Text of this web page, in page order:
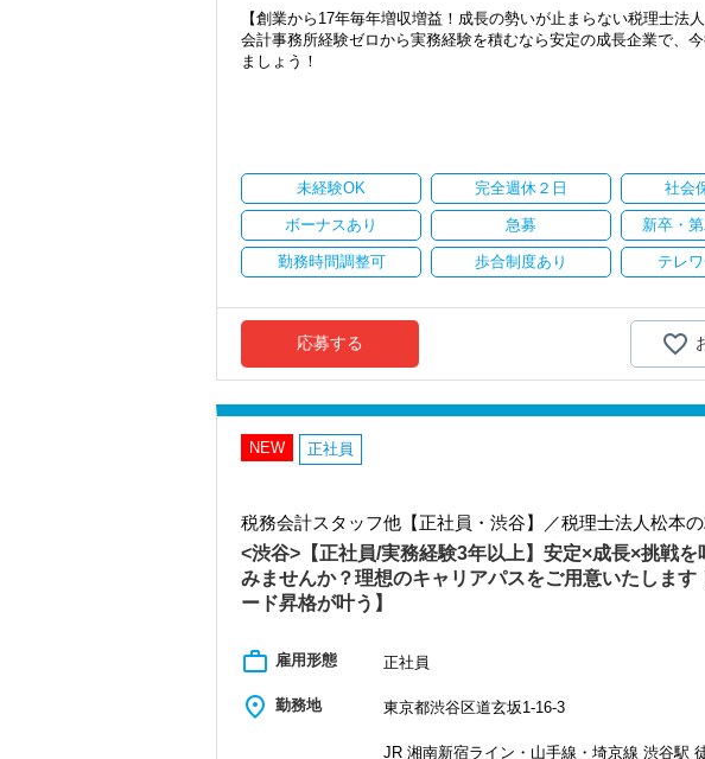
今後もお客様に満足していただけるようにスキルの向上を目指し
ます。
お客様から信頼され、心の通ったサービスを提供する真の「税務
実践型インターンは成⻑性を重視していて、やりがいを持てるこ
ています。
将来会計事務所で活躍したい熱い想いのある方、お待ちしています
【実務型研修・教育制度充実！学生の間に、これからの会計業界
その中で生き残るためにできることはコンピューターやAIにはで
くこと。
当社では、全員がお客様のことを一番に考え、最新の税務・会計
社員と同じように実務経験を積みながら税法や会計の知識を得ら
【先輩スタッフのサポートを受けながら段階を踏んでステップアッ
入社してからのステップアッププランを準備しています。あなた
▽ステップ1(入社〜約1ヶ月)
先輩が担当しているお客様の月次試算表を作成しながら少しずつ
に触れながら業務に取り組んで頂くことで、より理解と知識が深
▽ステップ2(2ヶ月目〜)
レンジして頂けます。先輩スタッフがサポートしますので、安心
す！
▽ステップ3(4ヶ月目〜)
一通りの業務を覚えたら、自分自身で決算を行って頂きます。決
【創業から17年毎年増収増益！成長の勢いが止まらない税理士法人
会計事務所経験ゼロから実務経験を積むなら安定の成長企業で、
ましょう！
ています。
安定性抜群の環境で自己成長を実現できます。
社員の持つ「やる・やりたい」という気持ちを大事にしているた
なキャリアアップが可能です！
充実した実務重視のOJTで、安心して職務経験と知識をゼロから
税務・会計の経験と知識を磨きながらステップアップを目指しませ
【対象業種100種以上！節税・融資・税務調査に強い税理士法人で
お客様に事務所までご来社いただく来所型サービスで、中小企業
専門Webサイトを10サイト以上運営しており、新規顧問契約のお
各オフィスに国税OB税理士が在籍しているので、税務調査にも精
税理士という仕事は不況に強い仕事で、融資対応、給付金のサポ
業務は数多く存在しています。
そのため、全拠点でスタッフの増員に力を入れており、さらなる
また、職場環境の改善に積極的に取り組む企業に対して認証され
「職場環境改善宣言企業」と「経営労務診断実施企業」の認定を
長く安心して働ける環境を用意してお待ちしておりますので、当
【錦糸町の事務所はこんなオフィスです】
錦糸町は”当社創業の地“。
17年間に及ぶ運営の中で、東京・千葉・埼玉と都心部から周辺エ
未経験OK 完全週休２日 社会
ボーナスあり 急募 新卒・
勤務時間調整可 歩合制度あり テレ
応募する
NEW 正社員
税務会計スタッフ他【正社員・渋谷】／税理士法人松本
<渋谷>【正社員/実務経験3年以上】安定×成長×挑戦
みませんか？理想のキャリアパスをご用意いたしま
ード昇格が叶う】
work_outline 雇用形態 正社員
place 勤務地 東京都渋谷区道玄坂1-16-3
JR 湘南新宿ライン・山手線・埼京線 渋谷駅